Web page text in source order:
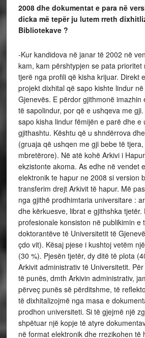
2008 dhe dokumentat e para në
dicka më tepër ju lutem rreth
Bibliotekave ?
-Kur kandidova në janar të 2002 në
kam, kam përshtypjen se pata prioritet
tjerë nga profili që kisha krijuar. Direkt
projekt dixhital që sapo kishte lindur
Gjenevës. E përdor gjithmonë imazhin
të sapolindur, por që e ushqeva me
sapo kisha lindur fëmijën e parë dhe e
gjithashtu. Kështu që u shndërrova
(gruaja që ushqen me gji bebe të
mbretërore). Në atë kohë Arkivi i
ekzistonte akoma. As edhe në vendet
elektronik te hapur ne 2008 si version
transferim drejt Arkivit të hapur. Më
nga gjithë prodhimtaria universitare :
dhe kërkuesve, librat e gjithshka
profesionale konsiston në publikimin e
doktorantëve të Universitetit të
çdo vit). Kësaj pjese i kushtoj vetëm
(30 %). Pjesën tjetër, dy ditë të plota
Arkivit administrativ të Universitetit.
të punës, dmth Arkivin administrativ,
përveç punës së përditshme, të
të dixhitalizojmë nga masa e
prodhon universiteti. Si të gjejmë një
shpëtuar një kopje të atyre
në format elektronik dhe rrezikohen të